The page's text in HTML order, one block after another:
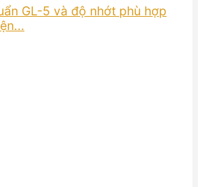
GL-5 và độ nhớt phù hợp